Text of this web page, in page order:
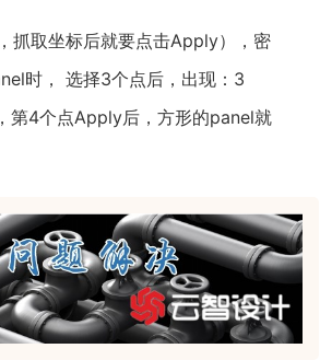
抓取坐标后就要点击Apply），密
时， 选择3个点后，出现：3
4个点Apply后，方形的panel就